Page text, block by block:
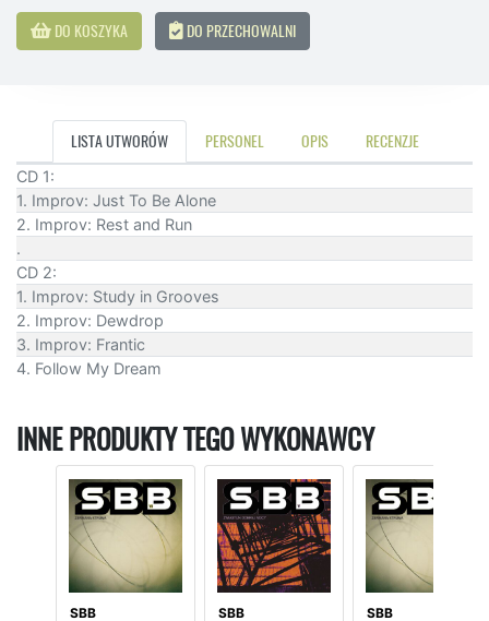
DO KOSZYKA DO PRZECHOWALNI
LISTA UTWORÓW PERSONEL OPIS RECENZJE
CD 1:
1. Improv: Just To Be Alone
2. Improv: Rest and Run
.
CD 2:
1. Improv: Study in Grooves
2. Improv: Dewdrop
3. Improv: Frantic
4. Follow My Dream
INNE PRODUKTY TEGO WYKONAWCY
SBB
SBB
SBB